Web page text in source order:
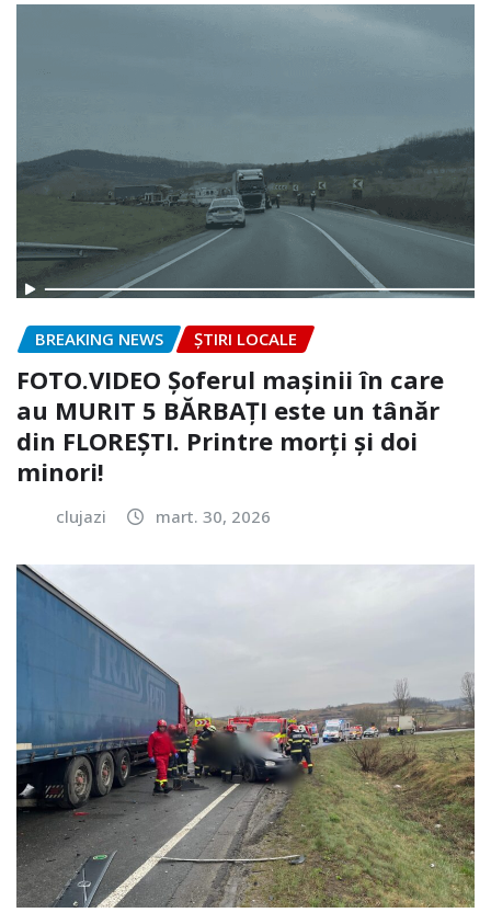
BREAKING NEWS ȘTIRI LOCALE
FOTO.VIDEO Șoferul mașinii în care
au MURIT 5 BĂRBAȚI este un tânăr
din FLOREȘTI. Printre morți și doi
minori!
clujazi mart. 30, 2026